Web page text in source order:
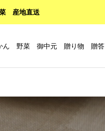
菜 産地直送
ん 野菜 御中元 贈り物 贈答